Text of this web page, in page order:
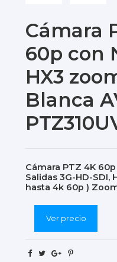
Cámara
60p con
HX3
Blanca
Cámara PTZ 4K
Salidas 3G-HD-SDI,
hasta 4k 60p )
Ver precio